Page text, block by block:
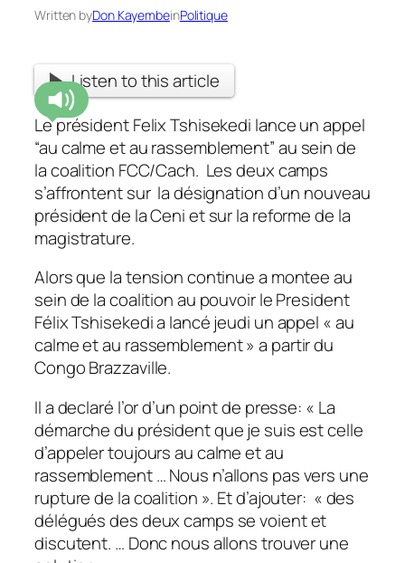
Written byDon KayembeinPolitique
Listen to this article
Le président Felix Tshisekedi lance un appel
“au calme et au rassemblement” au sein de
la coalition FCC/Cach. Les deux camps
s’affrontent sur la désignation d’un nouveau
président de la Ceni et sur la reforme de la
magistrature.
Alors que la tension continue a montee au
sein de la coalition au pouvoir le President
Félix Tshisekedi a lancé jeudi un appel « au
calme et au rassemblement » a partir du
Congo Brazzaville.
Il a declaré l’or d’un point de presse: « La
démarche du président que je suis est celle
d’appeler toujours au calme et au
rassemblement … Nous n’allons pas vers une
rupture de la coalition ». Et d’ajouter: « des
délégués des deux camps se voient et
discutent. … Donc nous allons trouver une